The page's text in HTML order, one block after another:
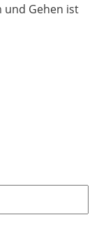
und Gehen ist